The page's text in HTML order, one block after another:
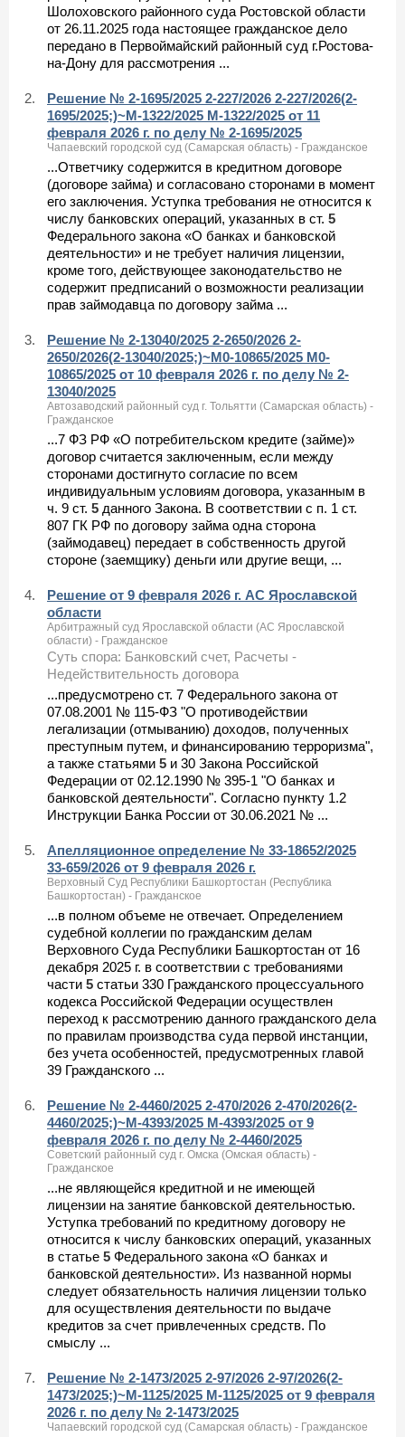
Шолоховского районного суда Ростовской области
от 26.11.2025 года настоящее гражданское дело
передано в Первоймайский районный суд г.Ростова-
на-Дону для рассмотрения ...
2.
Решение № 2-1695/2025 2-227/2026 2-227/2026(2-
1695/2025;)~М-1322/2025 М-1322/2025 от 11
февраля 2026 г. по делу № 2-1695/2025
Чапаевский городской суд (Самарская область) - Гражданское
...Ответчику содержится в кредитном договоре
(договоре займа) и согласовано сторонами в момент
его заключения. Уступка требования не относится к
числу банковских операций, указанных в ст. 5
Федерального закона «О банках и банковской
деятельности» и не требует наличия лицензии,
кроме того, действующее законодательство не
содержит предписаний о возможности реализации
прав займодавца по договору займа ...
3.
Решение № 2-13040/2025 2-2650/2026 2-
2650/2026(2-13040/2025;)~М0-10865/2025 М0-
10865/2025 от 10 февраля 2026 г. по делу № 2-
13040/2025
Автозаводский районный суд г. Тольятти (Самарская область) -
Гражданское
...7 ФЗ РФ «О потребительском кредите (займе)»
договор считается заключенным, если между
сторонами достигнуто согласие по всем
индивидуальным условиям договора, указанным в
ч. 9 ст. 5 данного Закона. В соответствии с п. 1 ст.
807 ГК РФ по договору займа одна сторона
(займодавец) передает в собственность другой
стороне (заемщику) деньги или другие вещи, ...
4.
Решение от 9 февраля 2026 г. АС Ярославской
области
Арбитражный суд Ярославской области (АС Ярославской
области) - Гражданское
Суть спора: Банковский счет, Расчеты -
Недействительность договора
...предусмотрено ст. 7 Федерального закона от
07.08.2001 № 115-ФЗ "О противодействии
легализации (отмыванию) доходов, полученных
преступным путем, и финансированию терроризма",
а также статьями 5 и 30 Закона Российской
Федерации от 02.12.1990 № 395-1 "О банках и
банковской деятельности". Согласно пункту 1.2
Инструкции Банка России от 30.06.2021 № ...
5.
Апелляционное определение № 33-18652/2025
33-659/2026 от 9 февраля 2026 г.
Верховный Суд Республики Башкортостан (Республика
Башкортостан) - Гражданское
...в полном объеме не отвечает. Определением
судебной коллегии по гражданским делам
Верховного Суда Республики Башкортостан от 16
декабря 2025 г. в соответствии с требованиями
части 5 статьи 330 Гражданского процессуального
кодекса Российской Федерации осуществлен
переход к рассмотрению данного гражданского дела
по правилам производства суда первой инстанции,
без учета особенностей, предусмотренных главой
39 Гражданского ...
6.
Решение № 2-4460/2025 2-470/2026 2-470/2026(2-
4460/2025;)~М-4393/2025 М-4393/2025 от 9
февраля 2026 г. по делу № 2-4460/2025
Советский районный суд г. Омска (Омская область) -
Гражданское
...не являющейся кредитной и не имеющей
лицензии на занятие банковской деятельностью.
Уступка требований по кредитному договору не
относится к числу банковских операций, указанных
в статье 5 Федерального закона «О банках и
банковской деятельности». Из названной нормы
следует обязательность наличия лицензии только
для осуществления деятельности по выдаче
кредитов за счет привлеченных средств. По
смыслу ...
7.
Решение № 2-1473/2025 2-97/2026 2-97/2026(2-
1473/2025;)~М-1125/2025 М-1125/2025 от 9 февраля
2026 г. по делу № 2-1473/2025
Чапаевский городской суд (Самарская область) - Гражданское